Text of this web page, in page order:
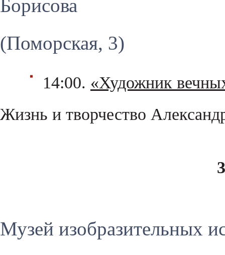
Борисова
(Поморская, 3)
14:00. «Художник
Жизнь и творчество
Музей изобразительных